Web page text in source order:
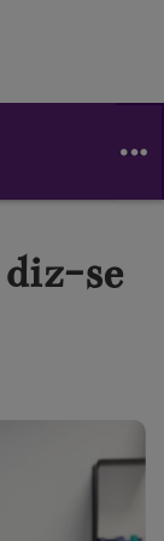
diz-se